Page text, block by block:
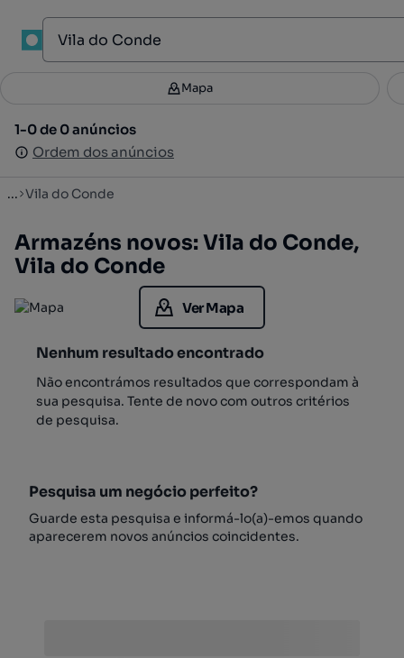
Filtros 3
1-0 de 0 anúncios
Ordem dos anúncios
Mapa
1-0 de 0 anúncios
Ordem dos anúncios
... Vila do Conde
Armazéns novos: Vila do Conde,
Vila do Conde
Ver Mapa
Nenhum resultado encontrado
Não encontrámos resultados que correspondam à
sua pesquisa. Tente de novo com outros critérios
de pesquisa.
Pesquisa um negócio perfeito?
Guarde esta pesquisa e informá-lo(a)-emos quando
aparecerem novos anúncios coincidentes.